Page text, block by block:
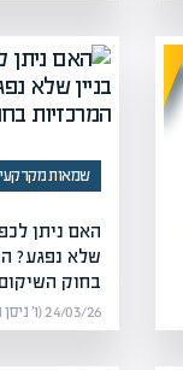
שמאות
האם ניתן
שלא נפגע?
בחוק
24/03/26 (ו׳ ניסן תשפ״ו) | מערכת אפיק